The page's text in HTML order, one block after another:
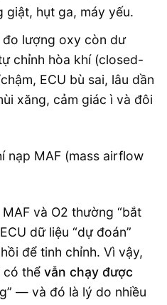
hụt ga, máy yếu.
đo lượng oxy còn dư
chỉnh hòa khí (closed-
ECU bù sai, lâu dần
xăng, cảm giác ì và đôi
và O2 thường “bắt
dữ liệu “dự đoán”
để tinh chỉnh. Vì vậy,
có thể vẫn chạy được
— và đó là lý do nhiều